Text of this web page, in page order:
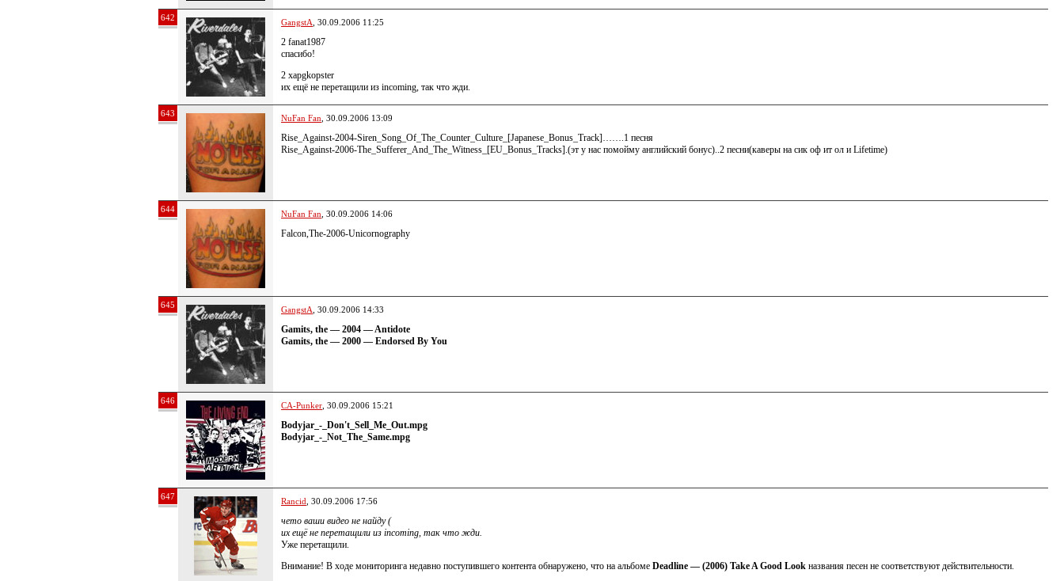
642 GangstA , 30.09.2006 11:25
2 fanat1987
спасибо!
2 xapgkopster
их ещё не перетащили из incoming, так что жди.
643 NuFan Fan , 30.09.2006 13:09
Rise_Against-2004-Siren_Song_Of_The_Counter_Culture_[Japanese_Bonus_Track]…….1 песня
Rise_Against-2006-The_Sufferer_And_The_Witness_[EU_Bonus_Tracks].(эт у нас помойму английский бонус)..2 песни(каверы на сик оф ит ол и Lifetime)
644 NuFan Fan , 30.09.2006 14:06
Falcon,The-2006-Unicornography
645 GangstA , 30.09.2006 14:33
Gamits, the — 2004 — Antidote
Gamits, the — 2000 — Endorsed By You
646 CA-Punker , 30.09.2006 15:21
Bodyjar_-_Don't_Sell_Me_Out.mpg
Bodyjar_-_Not_The_Same.mpg
647 Rancid , 30.09.2006 17:56
чето ваши видео не найду (
их ещё не перетащили из incoming, так что жди.
Уже перетащили.
Внимание! В ходе мониторинга недавно поступившего контента обнаружено, что на альбоме Deadline — (2006) Take A Good Look названия песен не соответствуют действительности.